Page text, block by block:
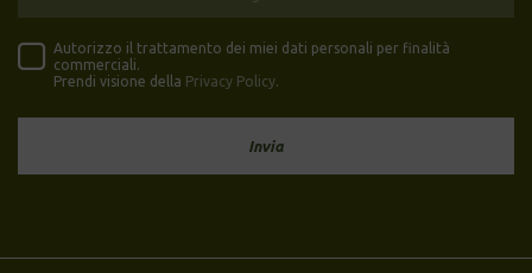
Autorizzo il trattamento dei miei dati personali per finalità
commerciali.
Prendi visione della Privacy Policy.